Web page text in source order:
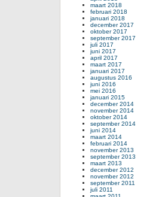
maart 2018
februari 2018
januari 2018
december 2017
oktober 2017
september 2017
juli 2017
juni 2017
april 2017
maart 2017
januari 2017
augustus 2016
juni 2016
mei 2016
januari 2015
december 2014
november 2014
oktober 2014
september 2014
juni 2014
maart 2014
februari 2014
november 2013
september 2013
maart 2013
december 2012
november 2012
september 2011
juli 2011